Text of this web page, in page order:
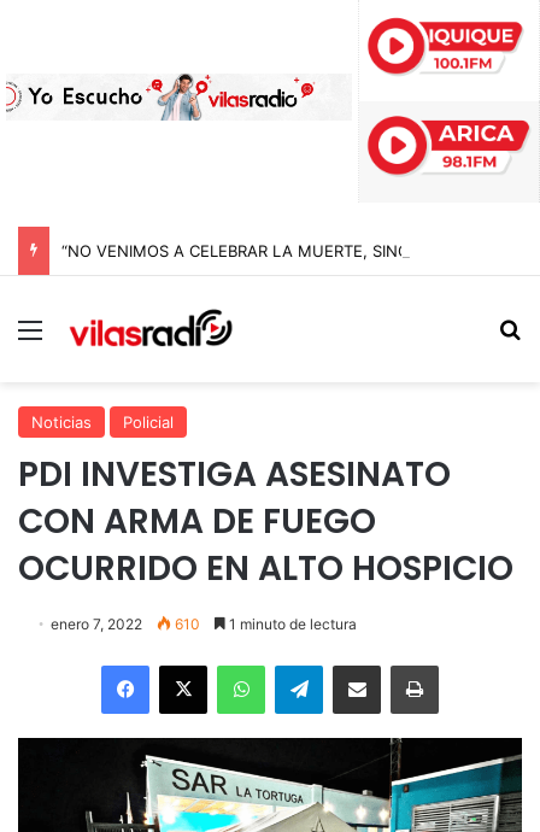
Menú
Noticias Policial
PDI INVESTIGA ASESINATO
CON ARMA DE FUEGO
OCURRIDO EN ALTO HOSPICIO
enero 7, 2022 610 1 minuto de lectura
Facebook
X WhatsAppTelegramEnviar vía email Imprimir